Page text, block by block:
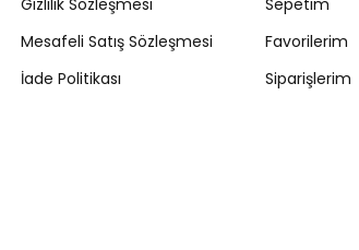
Gizlilik Sözleşmesi
Mesafeli Satış Sözleşmesi
İade Politikası
Sepetim
Favorilerim
Siparişlerim